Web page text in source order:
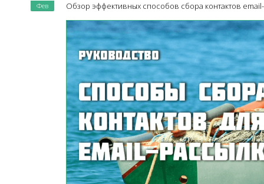
Фев Обзор эффективных способов сбора контактов